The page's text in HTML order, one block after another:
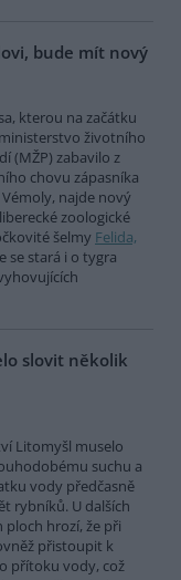
bude mít nový
kterou na začátku
životního
(MŽP) zabavilo z
chovu zápasníka
Vémoly, najde nový
zoologické
šelmy Felida,
se stará i o tygra
slovit několik
Litomyšl muselo
suchu a
vody předčasně
rybníků. U dalších
ploch hrozí, že při
přistoupit k
přítoku vody, což